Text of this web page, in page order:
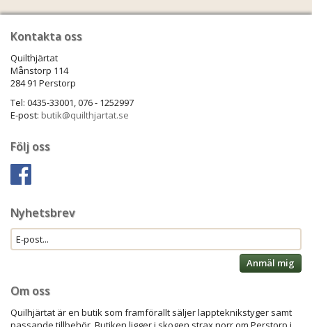
Kontakta oss
Quilthjärtat
Månstorp 114
284 91 Perstorp
Tel: 0435-33001, 076 - 1252997
E-post: butik@quilthjartat.se
Följ oss
Nyhetsbrev
Anmäl mig
Om oss
Quilhjärtat är en butik som framförallt säljer lappteknikstyger samt